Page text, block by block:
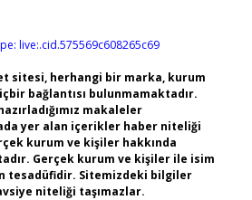
live:.cid.575569c608265c69
sitesi, herhangi bir marka, kurum
bağlantısı bulunmamaktadır.
makaleler
yer alan içerikler haber niteliği
kurum ve kişiler hakkında
Gerçek kurum ve kişiler ile isim
tesadüfidir. Sitemizdeki bilgiler
niteliği taşımazlar.